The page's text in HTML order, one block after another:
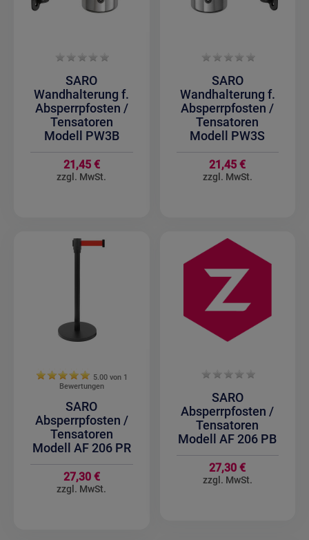
SARO
Wandhalterung f.
Absperrpfosten /
Tensatoren
Modell PW3B
21,45 €
SARO
Wandhalterung f.
Absperrpfosten /
Tensatoren
Modell PW3S
21,45 €
5.00 von 1
Bewertungen
SARO
Absperrpfosten /
Tensatoren
Modell AF 206 PR
27,30 €
SARO
Absperrpfosten /
Tensatoren
Modell AF 206 PB
27,30 €